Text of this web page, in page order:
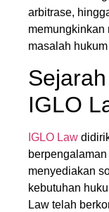
arbitrase,
memungkinkan
masalah
IGLO
IGLO Law
menyediakan
kebutuhan
Law telah